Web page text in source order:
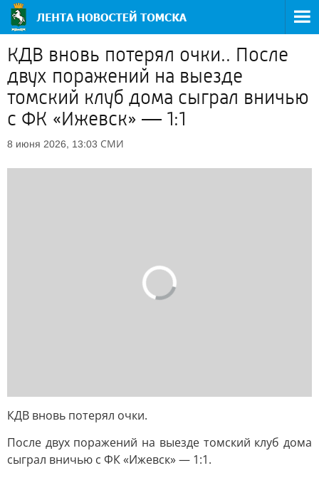
КДВ вновь потерял очки.. После
двух поражений на выезде
томский клуб дома сыграл вничью
с ФК «Ижевск» — 1:1
8 июня 2026, 13:03 СМИ
КДВ вновь потерял очки.
После двух поражений на выезде томский клуб дома
сыграл вничью с ФК «Ижевск» — 1:1.